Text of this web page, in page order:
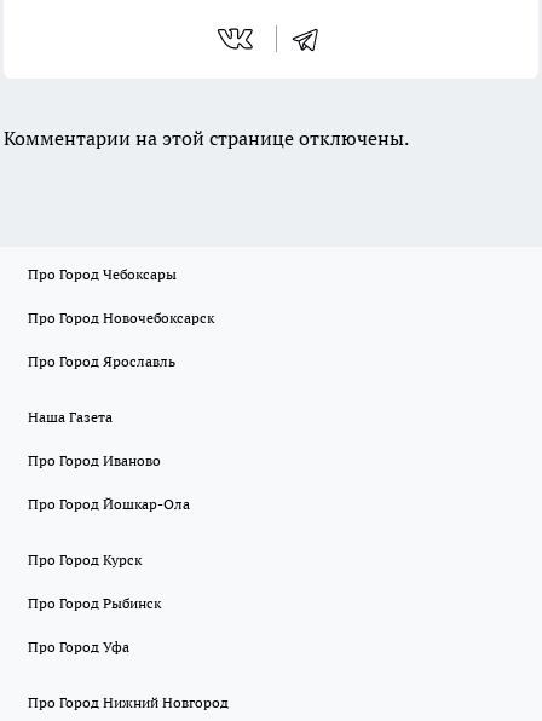
Комментарии на этой странице отключены.
Про Город Чебоксары
Про Город Новочебоксарск
Про Город Ярославль
Наша Газета
Про Город Иваново
Про Город Йошкар-Ола
Про Город Курск
Про Город Рыбинск
Про Город Уфа
Про Город Нижний Новгород